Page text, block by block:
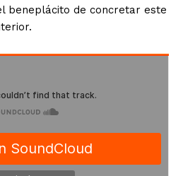
beneplácito de concretar este